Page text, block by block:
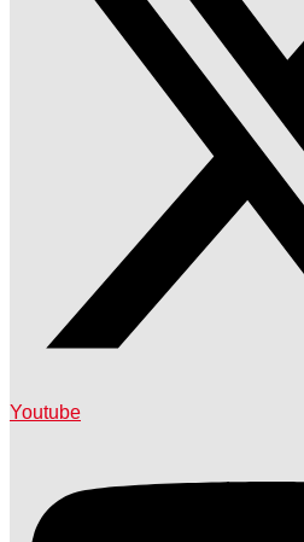
Youtube